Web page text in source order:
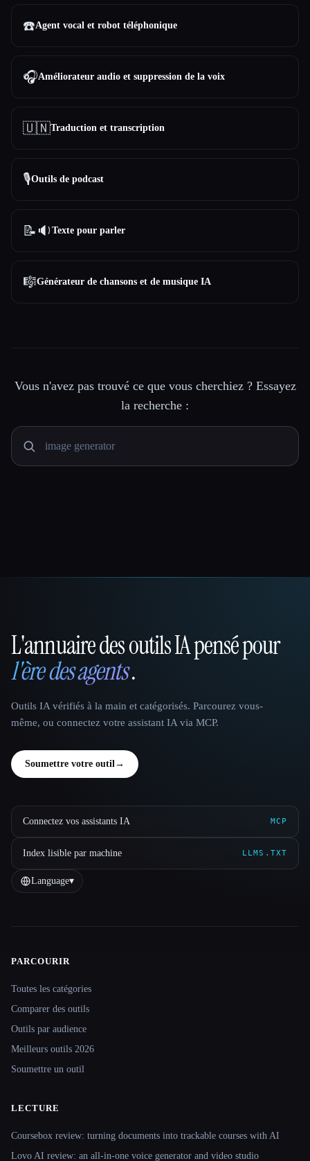
☎️Agent vocal et robot téléphonique
🎧Améliorateur audio et suppression de la voix
🇺🇳Traduction et transcription
🎙️Outils de podcast
📝🔉 Texte pour parler
🎼Générateur de chansons et de musique IA
Vous n'avez pas trouvé ce que vous cherchiez ? Essayez
la recherche :
That AI Collection
L'annuaire des outils IA pensé pour
l'ère des agents.
Outils IA vérifiés à la main et catégorisés. Parcourez vous-
même, ou connectez votre assistant IA via MCP.
Soumettre votre outil→
Connectez vos assistants IA MCP
Index lisible par machine LLMS.TXT
Language▾
Site navigation
PARCOURIR
Toutes les catégories
Comparer des outils
Outils par audience
Meilleurs outils 2026
Soumettre un outil
LECTURE
Coursebox review: turning documents into trackable courses with AI
Lovo AI review: an all-in-one voice generator and video studio